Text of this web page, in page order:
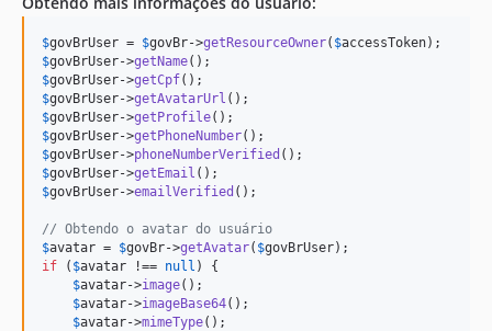
$govBrUser = $govBr->getResourceOwner( $accessToken
$govBrUser->getName
$govBrUser->getCpf
$govBrUser->getAvatarUrl
$govBrUser->getProfile
$govBrUser->getPhoneNumber
$govBrUser->phoneNumberVerified
$govBrUser->getEmail
$govBrUser->emailVerified ();
// Obtendo o avatar do usuário
$avatar = $govBr->getAvatar( $govBrUser
if ( $avatar !== null ) {
$avatar->image();
$avatar->imageBase64();
$avatar->mimeType();